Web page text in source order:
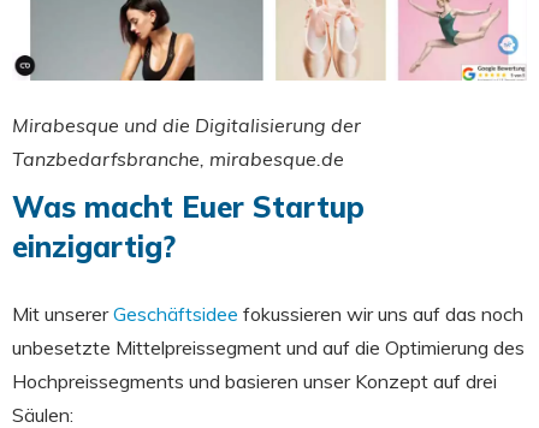
Mirabesque und die Digitalisierung der
Tanzbedarfsbranche, mirabesque.de
Was macht Euer Startup
einzigartig?
Mit unsererGeschäftsidee fokussieren wir uns auf das noch
unbesetzte Mittelpreissegment und auf die Optimierung des
Hochpreissegments und basieren unser Konzept auf drei
Säulen: